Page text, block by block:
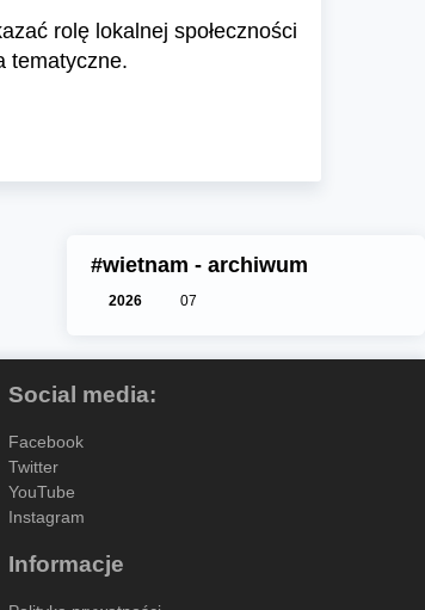
rolę lokalnej społeczności
tematyczne.
#wietnam - archiwum
2026 07
Social media:
Facebook
Twitter
YouTube
Instagram
Informacje